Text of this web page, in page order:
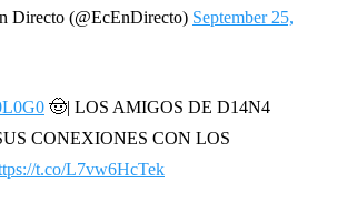
Directo (@EcEnDirecto) September 25,
🤠| LOS AMIGOS DE D14N4
CONEXIONES CON LOS
t.co/L7vw6HcTek